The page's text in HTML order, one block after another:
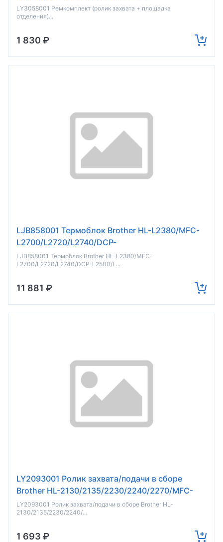
5440/45/50/52/70/72/6180 (о)
LY3058001 Ремкомплект (ролик захвата + площадка
отделения)...
1 830 ₽
LJB858001 Термоблок Brother HL-L2380/MFC-
L2700/L2720/L2740/DCP-
L2500/L2520/L2540/L2560 (о)
LJB858001 Термоблок Brother HL-L2380/MFC-
L2700/L2720/L2740/DCP-L2500/L...
11 881 ₽
LY2093001 Ролик захвата/подачи в сборе
Brother HL-2130/2135/2230/2240/2270/MFC-
7360/7460/7470 (о)
LY2093001 Ролик захвата/подачи в сборе Brother HL-
2130/2135/2230/2240/...
1 693 ₽